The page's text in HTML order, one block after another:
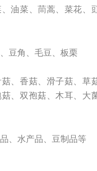
油菜、茼蒿、菜花、
豆角、毛豆、板栗
、香菇、滑子菇、草
、双孢菇、木耳、大
、水产品、豆制品等